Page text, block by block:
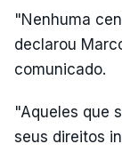
"Nenhuma
declarou
comunicado.
"Aqueles que
seus direitos